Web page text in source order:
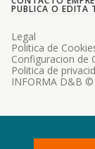
PUBLICA O EDITA
INFORMA D&B
Legal
Politica de
Configuracion de
Politica de